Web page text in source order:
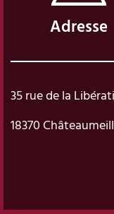
Adresse
35 rue de la
18370